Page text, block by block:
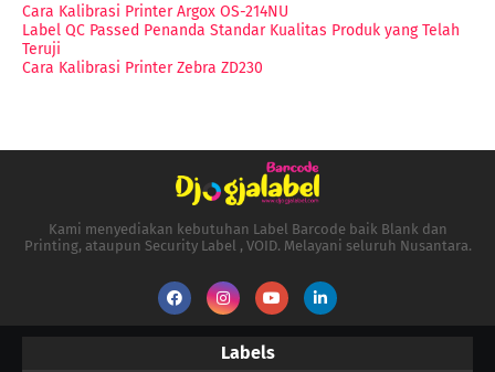
Cara Kalibrasi Printer Argox OS-214NU
Label QC Passed Penanda Standar Kualitas Produk yang Telah
Teruji
Cara Kalibrasi Printer Zebra ZD230
Kami menyediakan kebutuhan Label Barcode baik Blank dan
Printing, ataupun Security Label , VOID. Melayani seluruh Nusantara.
Labels